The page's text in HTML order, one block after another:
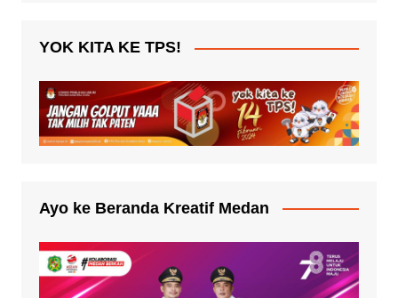
YOK KITA KE TPS!
Ayo ke Beranda Kreatif Medan